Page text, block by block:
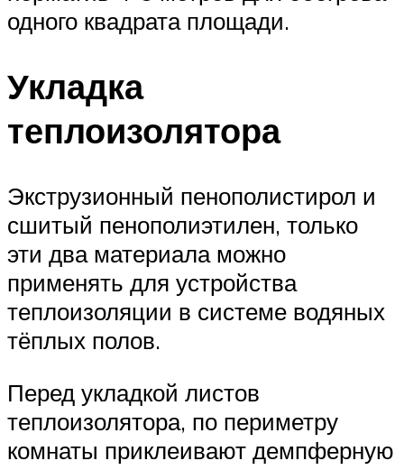
одного квадрата площади.
Укладка
теплоизолятора
Экструзионный пенополистирол и
сшитый пенополиэтилен, только
эти два материала можно
применять для устройства
теплоизоляции в системе водяных
тёплых полов.
Перед укладкой листов
теплоизолятора, по периметру
комнаты приклеивают демпферную